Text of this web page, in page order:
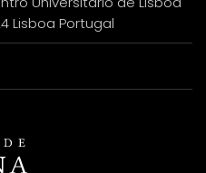
Lisboa Portugal